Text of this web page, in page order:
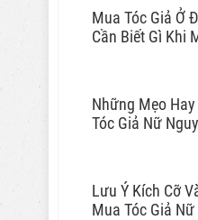
Mua Tóc Giả Ở
Cần Biết Gì Khi
Những Mẹo
Tóc Giả Nữ
Lưu Ý Kích Cỡ
Mua Tóc Giả